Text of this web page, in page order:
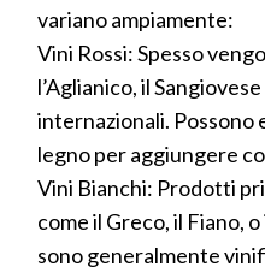
variano ampiamente:
Vini Rossi: Spesso
l’Aglianico, il
internazionali. Possono
legno per aggiungere
Vini Bianchi: Prodotti
come il Greco, il Fiano,
sono generalmente